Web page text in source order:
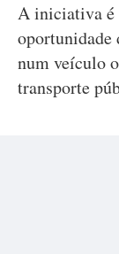
A iniciativa é
oportunidade
num veículo
transporte